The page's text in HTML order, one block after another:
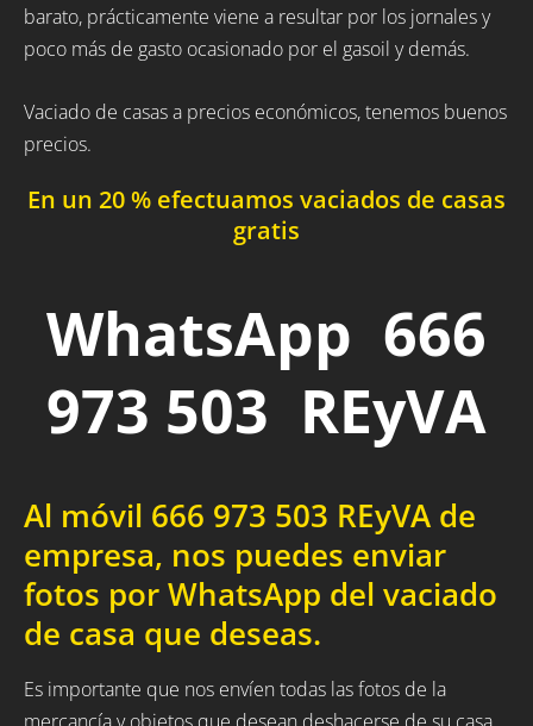
barato, prácticamente viene a resultar por los jornales y
poco más de gasto ocasionado por el gasoil y demás.
Vaciado de casas a precios económicos, tenemos buenos
precios.
En un 20 % efectuamos vaciados de casas
gratis
WhatsApp 666
973 503 REyVA
Al móvil 666 973 503 REyVA de
empresa, nos puedes enviar
fotos por WhatsApp del vaciado
de casa que deseas.
Es importante que nos envíen todas las fotos de la